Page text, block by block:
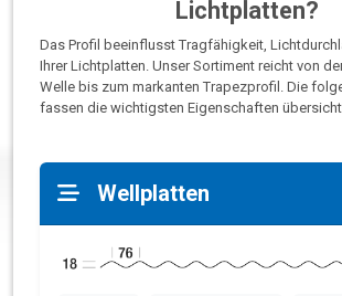
Lichtplatten?
Das Profil beeinflusst Tragfähigkeit,
Ihrer Lichtplatten. Unser Sortiment reicht von
Welle bis zum markanten Trapezprofil. Die
fassen die wichtigsten Eigenschaften
Wellplatten